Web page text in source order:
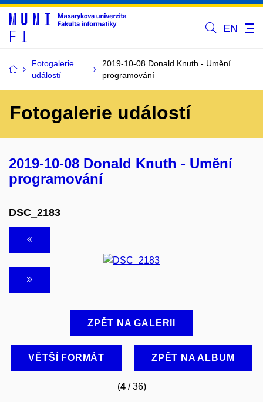
EN
Fotogalerie
událostí
2019-10-08 Donald Knuth - Umění
programování
Fotogalerie událostí
2019-10-08 Donald Knuth - Umění
programování
DSC_2183
ZPĚT NA GALERII
VĚTŠÍ FORMÁT ZPĚT NA ALBUM
(4/ 36)